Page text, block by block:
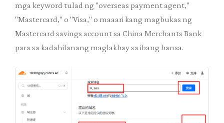
mga keyword tulad ng "overseas payment agent,"
"Mastercard," o "Visa," o maaari kang magbukas ng
Mastercard savings account sa China Merchants Bank
para sa kadahilanang maglakbay sa ibang bansa.